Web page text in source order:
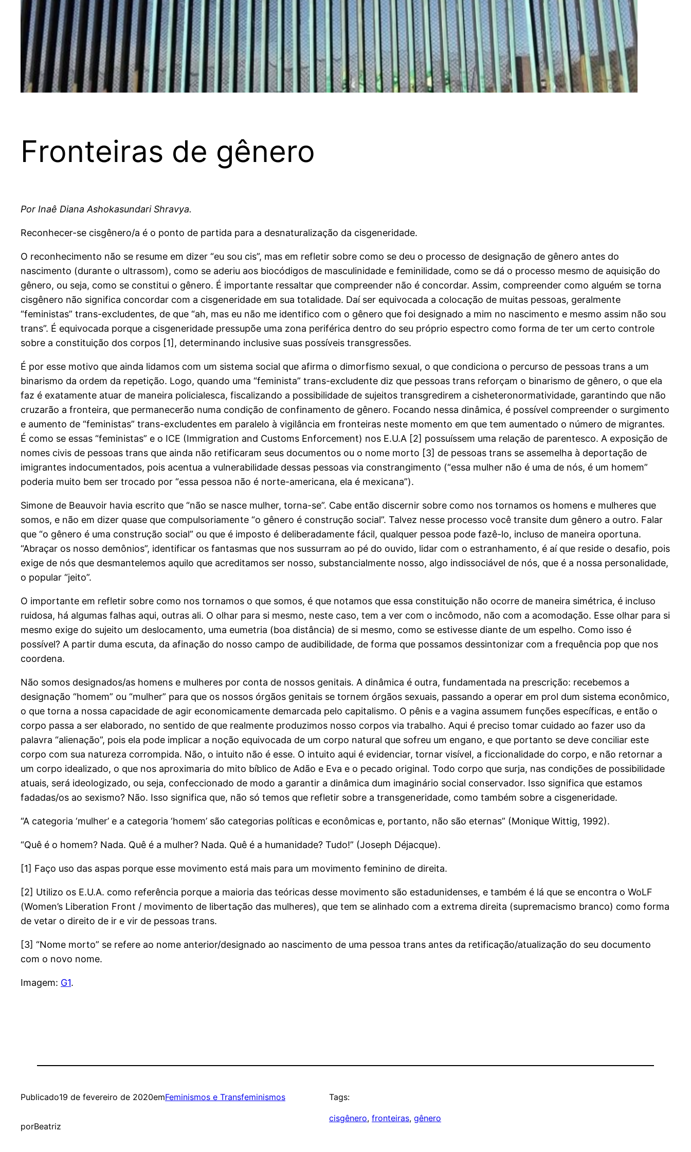
Fronteiras de gênero
Por Inaê Diana Ashokasundari Shravya.
Reconhecer-se cisgênero/a é o ponto de partida para a desnaturalização da cisgeneridade.
O reconhecimento não se resume em dizer “eu sou cis”, mas em refletir sobre como se deu o processo de designação de gênero antes do
nascimento (durante o ultrassom), como se aderiu aos biocódigos de masculinidade e feminilidade, como se dá o processo mesmo de aquisição do
gênero, ou seja, como se constitui o gênero. É importante ressaltar que compreender não é concordar. Assim, compreender como alguém se torna
cisgênero não significa concordar com a cisgeneridade em sua totalidade. Daí ser equivocada a colocação de muitas pessoas, geralmente
“feministas” trans-excludentes, de que “ah, mas eu não me identifico com o gênero que foi designado a mim no nascimento e mesmo assim não sou
trans”. É equivocada porque a cisgeneridade pressupõe uma zona periférica dentro do seu próprio espectro como forma de ter um certo controle
sobre a constituição dos corpos [1], determinando inclusive suas possíveis transgressões.
É por esse motivo que ainda lidamos com um sistema social que afirma o dimorfismo sexual, o que condiciona o percurso de pessoas trans a um
binarismo da ordem da repetição. Logo, quando uma “feminista” trans-excludente diz que pessoas trans reforçam o binarismo de gênero, o que ela
faz é exatamente atuar de maneira policialesca, fiscalizando a possibilidade de sujeitos transgredirem a cisheteronormatividade, garantindo que não
cruzarão a fronteira, que permanecerão numa condição de confinamento de gênero. Focando nessa dinâmica, é possível compreender o surgimento
e aumento de “feministas” trans-excludentes em paralelo à vigilância em fronteiras neste momento em que tem aumentado o número de migrantes.
É como se essas “feministas” e o ICE (Immigration and Customs Enforcement) nos E.U.A [2] possuíssem uma relação de parentesco. A exposição de
nomes civis de pessoas trans que ainda não retificaram seus documentos ou o nome morto [3] de pessoas trans se assemelha à deportação de
imigrantes indocumentados, pois acentua a vulnerabilidade dessas pessoas via constrangimento (“essa mulher não é uma de nós, é um homem”
poderia muito bem ser trocado por “essa pessoa não é norte-americana, ela é mexicana”).
Simone de Beauvoir havia escrito que “não se nasce mulher, torna-se”. Cabe então discernir sobre como nos tornamos os homens e mulheres que
somos, e não em dizer quase que compulsoriamente “o gênero é construção social”. Talvez nesse processo você transite dum gênero a outro. Falar
que “o gênero é uma construção social” ou que é imposto é deliberadamente fácil, qualquer pessoa pode fazê-lo, incluso de maneira oportuna.
“Abraçar os nosso demônios”, identificar os fantasmas que nos sussurram ao pé do ouvido, lidar com o estranhamento, é aí que reside o desafio, pois
exige de nós que desmantelemos aquilo que acreditamos ser nosso, substancialmente nosso, algo indissociável de nós, que é a nossa personalidade,
o popular “jeito”.
O importante em refletir sobre como nos tornamos o que somos, é que notamos que essa constituição não ocorre de maneira simétrica, é incluso
ruidosa, há algumas falhas aqui, outras ali. O olhar para si mesmo, neste caso, tem a ver com o incômodo, não com a acomodação. Esse olhar para si
mesmo exige do sujeito um deslocamento, uma eumetria (boa distância) de si mesmo, como se estivesse diante de um espelho. Como isso é
possível? A partir duma escuta, da afinação do nosso campo de audibilidade, de forma que possamos dessintonizar com a frequência pop que nos
coordena.
Não somos designados/as homens e mulheres por conta de nossos genitais. A dinâmica é outra, fundamentada na prescrição: recebemos a
designação “homem” ou “mulher” para que os nossos órgãos genitais se tornem órgãos sexuais, passando a operar em prol dum sistema econômico,
o que torna a nossa capacidade de agir economicamente demarcada pelo capitalismo. O pênis e a vagina assumem funções específicas, e então o
corpo passa a ser elaborado, no sentido de que realmente produzimos nosso corpos via trabalho. Aqui é preciso tomar cuidado ao fazer uso da
palavra “alienação”, pois ela pode implicar a noção equivocada de um corpo natural que sofreu um engano, e que portanto se deve conciliar este
corpo com sua natureza corrompida. Não, o intuito não é esse. O intuito aqui é evidenciar, tornar visível, a ficcionalidade do corpo, e não retornar a
um corpo idealizado, o que nos aproximaria do mito bíblico de Adão e Eva e o pecado original. Todo corpo que surja, nas condições de possibilidade
atuais, será ideologizado, ou seja, confeccionado de modo a garantir a dinâmica dum imaginário social conservador. Isso significa que estamos
fadadas/os ao sexismo? Não. Isso significa que, não só temos que refletir sobre a transgeneridade, como também sobre a cisgeneridade.
“A categoria ‘mulher’ e a categoria ‘homem’ são categorias políticas e econômicas e, portanto, não são eternas” (Monique Wittig, 1992).
“Quê é o homem? Nada. Quê é a mulher? Nada. Quê é a humanidade? Tudo!” (Joseph Déjacque).
[1] Faço uso das aspas porque esse movimento está mais para um movimento feminino de direita.
[2] Utilizo os E.U.A. como referência porque a maioria das teóricas desse movimento são estadunidenses, e também é lá que se encontra o WoLF
(Women’s Liberation Front / movimento de libertação das mulheres), que tem se alinhado com a extrema direita (supremacismo branco) como forma
de vetar o direito de ir e vir de pessoas trans.
[3] “Nome morto” se refere ao nome anterior/designado ao nascimento de uma pessoa trans antes da retificação/atualização do seu documento
com o novo nome.
Imagem: G1.
Publicado19 de fevereiro de 2020emFeminismos e Transfeminismos
porBeatriz
Tags:
cisgênero, fronteiras, gênero